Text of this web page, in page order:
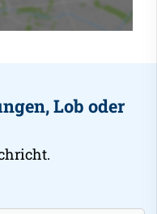
Lob oder